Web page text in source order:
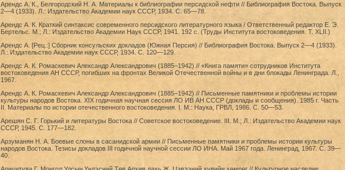
Арендс А. К., Белгородский Н. А. Материалы к библиографии персидской нефти // Библиография Востока. Выпуск
2—4 (1933). Л.: Издательство Академии наук СССР, 1934. С. 65—78.
Арендс А. К. Краткий синтаксис современного персидского литературного языка / Ответственный редактор Е. Э.
Бертельс. М.; Л.: Издательство Академии Наук СССР, 1941. 192 с. (Труды Института востоковедения. Т. XLII.)
Арендс А. [Рец.:] Сборник консульских докладов (Южная Персия) // Библиография Востока. Выпуск 2—4 (1933).
Л.: Издательство Академии наук СССР, 1934. С. 120—129.
Арендс А. К. Ромаскевич Александр Александрович (1885–1942) // «Книга памяти» сотрудников Института
востоковедения АН СССР, погибших на фронтах Великой Отечественной войны и в дни блокады Ленинграда. Л.,
1967.
Арендс А. К. Ромаскевич Александр Александрович (1885–1942) // Письменные памятники и проблемы истории
культуры народов Востока. XIX годичная научная сессия ЛО ИВ АН СССР (доклады и сообщения). 1985 г. Часть
II. Материалы по истории отечественного востоковедения. I. М.: Наука, ГРВЛ, 1986. С. 50—53.
Арешян С. Г. Горький и литературы Востока // Советское востоковедение. III. М.; Л.: Издательство Академии наук
СССР, 1945. С. 177—182.
Арзуманян Н. А. Боевые слоны в сасанидской армии // Письменные памятники и проблемы истории культуры
народов Востока. Тезисы докладов III годичной научной сессии ЛО ИНА. Май 1967 года. Ленинград, 1967. C. 39—
40.